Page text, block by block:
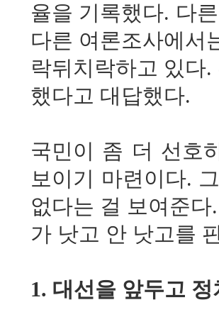
율을 기록했다. 다
다른 여론조사에서
락뒤치락하고 있다
했다고 대답했다.
국민이 좀 더 선호
보이기 마련이다.
없다는 걸 보여준
가 낫고 안 낫고를
1. 대선을 앞두고